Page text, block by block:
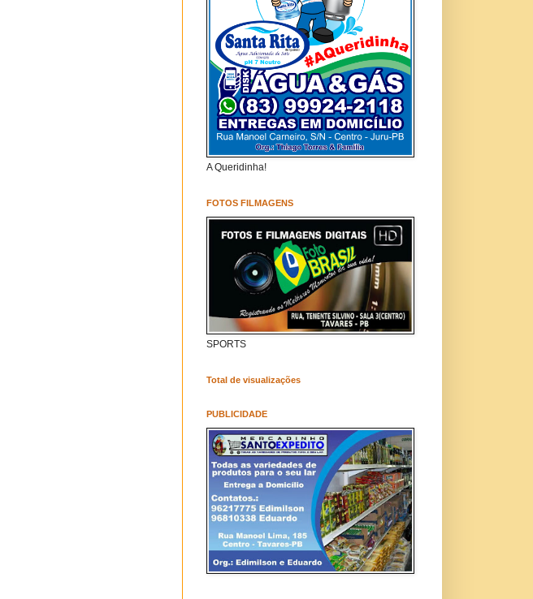
A Queridinha!
FOTOS FILMAGENS
SPORTS
Total de visualizações
PUBLICIDADE